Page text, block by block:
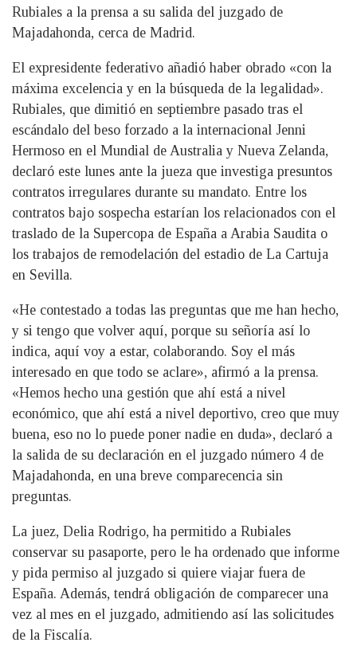
Rubiales a la prensa a su salida del juzgado de
Majadahonda, cerca de Madrid.
El expresidente federativo añadió haber obrado «con la
máxima excelencia y en la búsqueda de la legalidad».
Rubiales, que dimitió en septiembre pasado tras el
escándalo del beso forzado a la internacional Jenni
Hermoso en el Mundial de Australia y Nueva Zelanda,
declaró este lunes ante la jueza que investiga presuntos
contratos irregulares durante su mandato. Entre los
contratos bajo sospecha estarían los relacionados con el
traslado de la Supercopa de España a Arabia Saudita o
los trabajos de remodelación del estadio de La Cartuja
en Sevilla.
«He contestado a todas las preguntas que me han hecho,
y si tengo que volver aquí, porque su señoría así lo
indica, aquí voy a estar, colaborando. Soy el más
interesado en que todo se aclare», afirmó a la prensa.
«Hemos hecho una gestión que ahí está a nivel
económico, que ahí está a nivel deportivo, creo que muy
buena, eso no lo puede poner nadie en duda», declaró a
la salida de su declaración en el juzgado número 4 de
Majadahonda, en una breve comparecencia sin
preguntas.
La juez, Delia Rodrigo, ha permitido a Rubiales
conservar su pasaporte, pero le ha ordenado que informe
y pida permiso al juzgado si quiere viajar fuera de
España. Además, tendrá obligación de comparecer una
vez al mes en el juzgado, admitiendo así las solicitudes
de la Fiscalía.